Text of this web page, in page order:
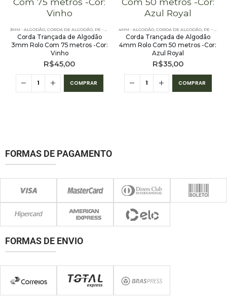
3MM - ALGODÃO CORDA DE ALGODÃO PE - 3MM - ALGODÃO
Corda Trançada de Algodão
3mm Rolo Com 75 metros -Cor:
Vinho
R$45,00
COMPRAR
4MM - ALGODÃO CORDA DE ALGODÃO PE – 4MM – ALGODÃO
Corda Trançada de Algodão
4mm Rolo Com 50 metros -Cor:
Azul Royal
R$35,00
COMPRAR
FORMAS DE PAGAMENTO
FORMAS DE ENVIO